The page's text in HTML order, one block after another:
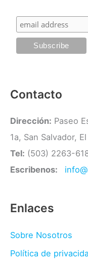
Contacto
Dirección: Paseo
1a, San Salvador,
Tel: (503) 2263-
Escribenos:
Enlaces
Sobre Nosotros
Política de